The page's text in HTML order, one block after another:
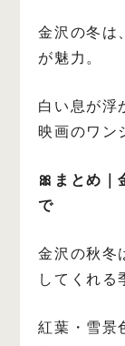
金沢の冬は
が魅力。
白い息が浮
映画のワン
🎀まとめ｜
で
金沢の秋冬
してくれる
紅葉・雪